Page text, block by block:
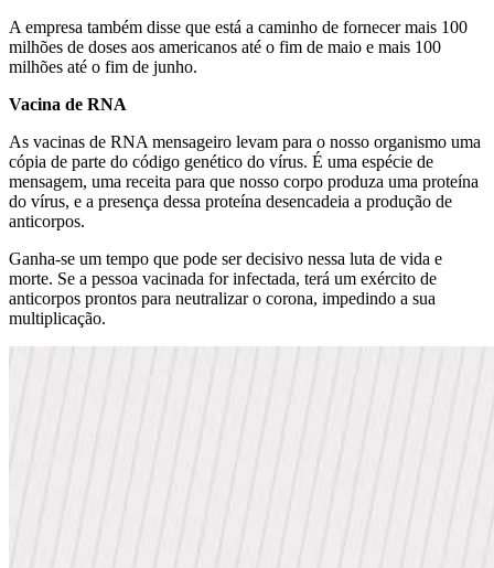
A empresa também disse que está a caminho de fornecer mais 100
milhões de doses aos americanos até o fim de maio e mais 100
milhões até o fim de junho.
Vacina de RNA
As vacinas de RNA mensageiro levam para o nosso organismo uma
cópia de parte do código genético do vírus. É uma espécie de
mensagem, uma receita para que nosso corpo produza uma proteína
do vírus, e a presença dessa proteína desencadeia a produção de
anticorpos.
Ganha-se um tempo que pode ser decisivo nessa luta de vida e
morte. Se a pessoa vacinada for infectada, terá um exército de
anticorpos prontos para neutralizar o corona, impedindo a sua
multiplicação.